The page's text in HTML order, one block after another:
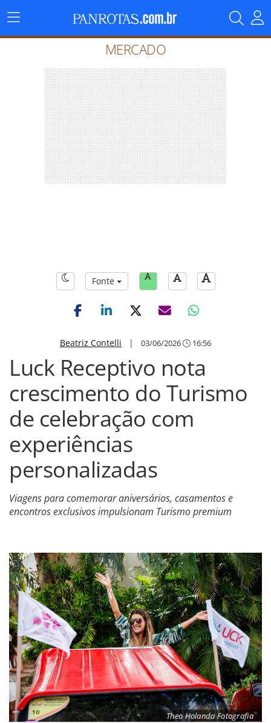
Menu
Principal
MERCADO
Fonte
Beatriz Contelli | 03/06/2026 16:56
Luck Receptivo nota
crescimento do Turismo
de celebração com
experiências
personalizadas
Viagens para comemorar aniversários, casamentos e
encontros exclusivos impulsionam Turismo premium
Theo Holanda Fotografia